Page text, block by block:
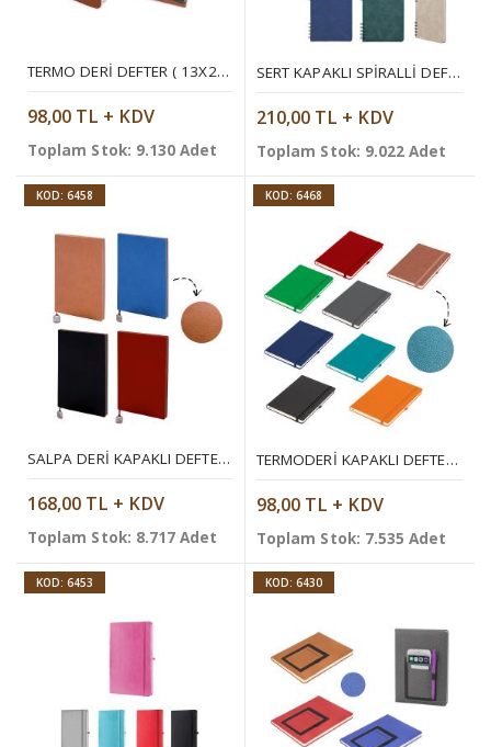
TERMO DERI DEFTER ( 13X21 CM )
98,00 TL + KDV
Toplam Stok: 9.130 Adet
SERT KAPAKLI SPIRALLI DEFTER 14,2 × 21 CM
210,00 TL + KDV
Toplam Stok: 9.022 Adet
KOD: 6458
SALPA DERI KAPAKLI DEFTER ( 13 X 21 CM )
168,00 TL + KDV
Toplam Stok: 8.717 Adet
KOD: 6468
TERMODERI KAPAKLI DEFTER ( 13 X 21 CM )
98,00 TL + KDV
Toplam Stok: 7.535 Adet
KOD: 6453 KOD: 6430